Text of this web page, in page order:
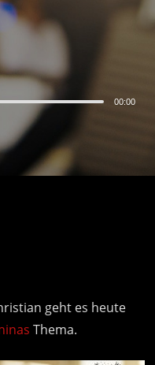
00:00
geht es heute
Thema.